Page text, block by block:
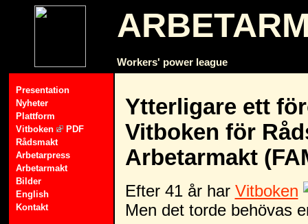
Workers' power league
Presentation
Nyheter
Plattform
Vitboken
PDF
Rådsmakt
Arbetarpress
Arbetarmakt
Bilder
English
Kontakt
Ytterligare ett
Vitboken för
Arbetarmakt
Efter 41 år har Vitboken
Men det torde behövas